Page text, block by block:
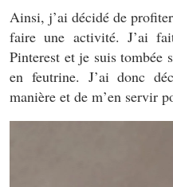
Ainsi, j’ai décidé de
faire une activité. J’ai
Pinterest et je suis tombée
en feutrine. J’ai donc
manière et de m’en servir